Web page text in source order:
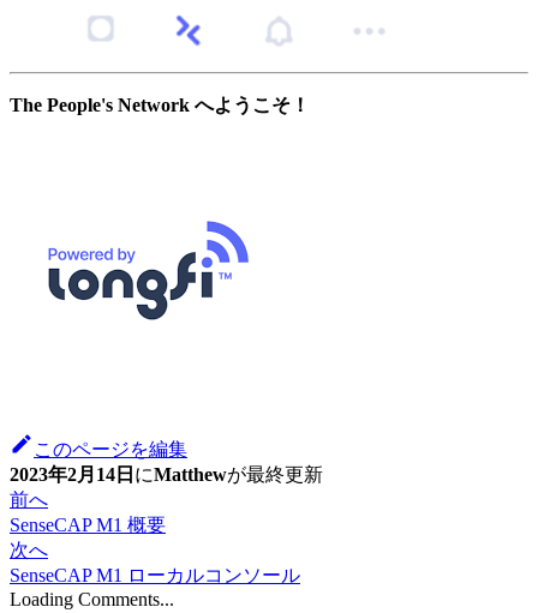
The People's Network へようこそ！
このページを編集
2023年2月14日 にMatthewが最終更新
前へ
SenseCAP M1 概要
次へ
SenseCAP M1 ローカルコンソール
Loading Comments...